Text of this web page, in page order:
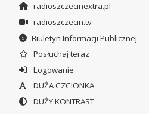
radioszczecinextra.pl
radioszczecin.tv
Biuletyn Informacji Publicznej
Posłuchaj teraz
Logowanie
DUŻA CZCIONKA
DUŻY KONTRAST